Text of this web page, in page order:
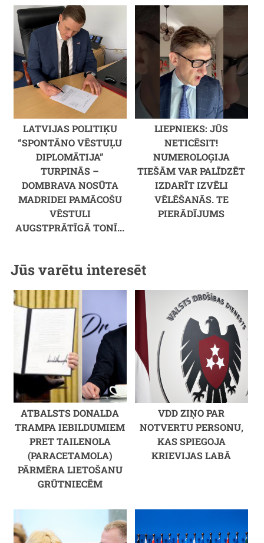
LATVIJAS POLITIĶU
“SPONTĀNO VĒSTUĻU
DIPLOMĀTIJA”
TURPINĀS –
DOMBRAVA NOSŪTA
MADRIDEI PAMĀCOŠU
VĒSTULI
AUGSTPRĀTĪGĀ TONĪ...
LIEPNIEKS: JŪS
NETICĒSIT!
NUMEROLOĢIJA
TIEŠĀM VAR PALĪDZĒT
IZDARĪT IZVĒLI
VĒLĒŠANĀS. TE
PIERĀDĪJUMS
Jūs varētu interesēt
ATBALSTS DONALDA
TRAMPA IEBILDUMIEM
PRET TAILENOLA
(PARACETAMOLA)
PĀRMĒRA LIETOŠANU
GRŪTNIECĒM
VDD ZIŅO PAR
NOTVERTU PERSONU,
KAS SPIEGOJA
KRIEVIJAS LABĀ